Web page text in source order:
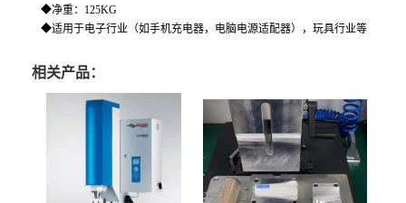
◆净重：125KG
◆适用于电子行业（如手机充电器，电脑电源适配器），玩具行业等
相关产品：